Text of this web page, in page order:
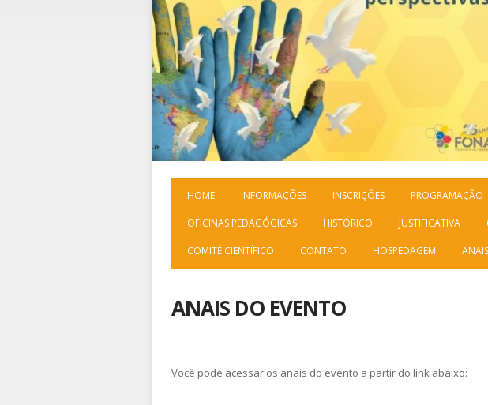
HOME INFORMAÇÕES INSCRIÇÕES PROGRAMAÇÃO
OFICINAS PEDAGÓGICAS HISTÓRICO JUSTIFICATIVA
COMITÊ CIENTÍFICO CONTATO HOSPEDAGEM
ANAIS DO EVENTO
Você pode acessar os anais do evento a partir do link abaixo: